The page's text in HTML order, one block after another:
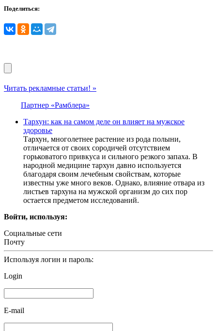
Поделиться:
Читать рекламные статьи! »
Партнер «Рамблера»
Тархун: как на самом деле он влияет на мужское
здоровье
Тархун, многолетнее растение из рода полыни,
отличается от своих сородичей отсутствием
горьковатого привкуса и сильного резкого запаха. В
народной медицине тархун давно используется
благодаря своим лечебным свойствам, которые
известны уже много веков. Однако, влияние отвара из
листьев тархуна на мужской организм до сих пор
остается предметом исследований.
Войти, используя:
Социальные сети
Почту
Используя логин и пароль:
Login
E-mail